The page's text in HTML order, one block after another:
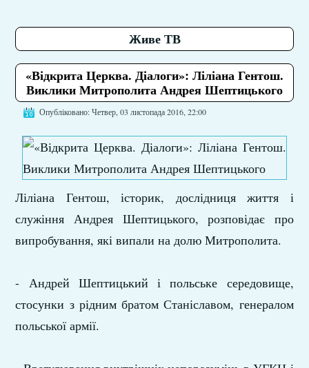
Живе ТВ
«Відкрита Церква. Діалоги»: Ліліана Гентош.
Виклики Митрополита Андрея Шептицького
Опубліковано: Четвер, 03 листопада 2016, 22:00
Ліліана Гентош, історик, дослідниця життя і
служіння Андрея Шептицького, розповідає про
випробування, які випали на долю Митрополита.
- Андрей Шептицький і польське середовище,
стосунки з рідним братом Станіславом, генералом
польської армії.